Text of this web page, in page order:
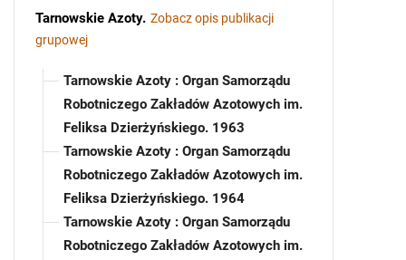
Tarnowskie Azoty. Zobacz opis publikacji
grupowej
Tarnowskie Azoty : Organ Samorządu
Robotniczego Zakładów Azotowych im.
Feliksa Dzierżyńskiego. 1963
Tarnowskie Azoty : Organ Samorządu
Robotniczego Zakładów Azotowych im.
Feliksa Dzierżyńskiego. 1964
Tarnowskie Azoty : Organ Samorządu
Robotniczego Zakładów Azotowych im.